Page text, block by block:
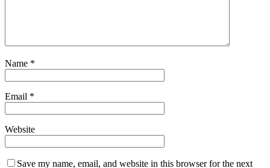
Name *
Email *
Website
Save my name, email, and website in this browser for the next